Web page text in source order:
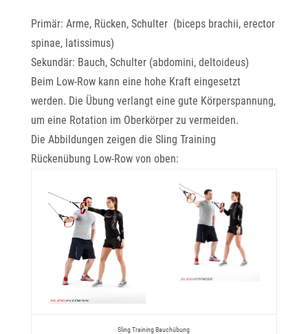
Primär: Arme, Rücken, Schulter (biceps brachii, erector
spinae, latissimus)
Sekundär: Bauch, Schulter (abdomini, deltoideus)
Beim Low-Row kann eine hohe Kraft eingesetzt
werden. Die Übung verlangt eine gute Körperspannung,
um eine Rotation im Oberkörper zu vermeiden.
Die Abbildungen zeigen die Sling Training
Rückenübung Low-Row von oben:
Sling Training Bauchübung